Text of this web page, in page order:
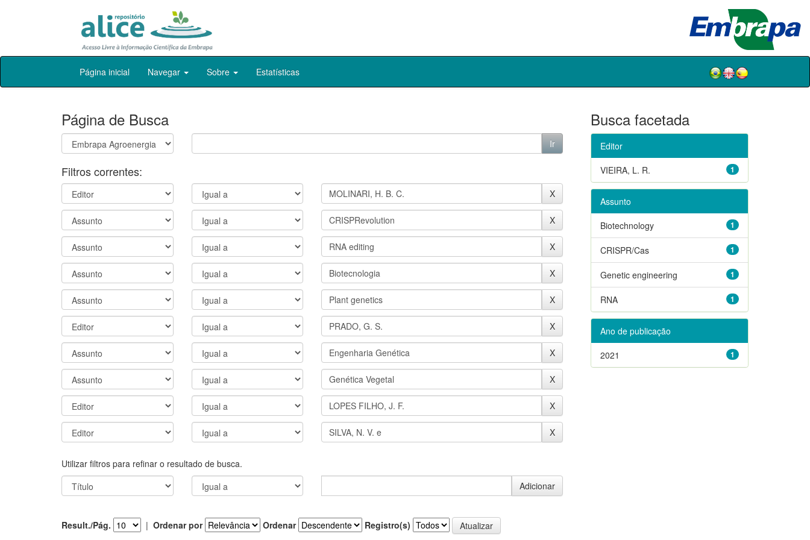
Skip
Página inicial Navegar Sobre Estatísticas
Página de Busca
Filtros correntes:
Utilizar filtros para refinar o resultado de busca.
Result./Pág. | Ordenar por Ordenar Registro(s)
Busca facetada
Editor
1
VIEIRA, L. R.
Assunto
1
Biotechnology
1
CRISPR/Cas
1
Genetic engineering
1
RNA
Ano de publicação
1
2021